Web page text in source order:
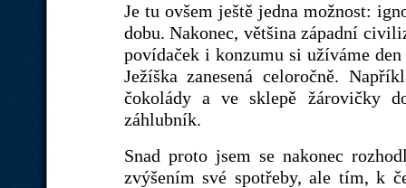
Je tu ovšem ještě jedna možnost:
dobu. Nakonec, většina západní
povídaček i konzumu si užíváme
Ježíška zanesená celoročně.
čokolády a ve sklepě žárovičky
záhlubník.
Snad proto jsem se nakonec
zvýšením své spotřeby, ale tím, k